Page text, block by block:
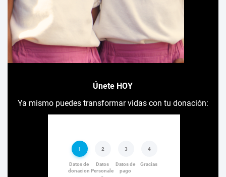
Únete HOY
Ya mismo puedes transformar vidas con tu donación: